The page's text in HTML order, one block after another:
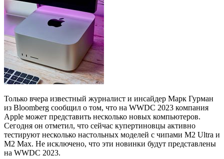
Только вчера известный журналист и инсайдер Марк Гурман
из Bloomberg сообщил о том, что на WWDC 2023 компания
Apple может представить несколько новых компьютеров.
Сегодня он отметил, что сейчас купертиновцы активно
тестируют несколько настольных моделей с чипами M2 Ultra и
M2 Max. Не исключено, что эти новинки будут представлены
на WWDC 2023.